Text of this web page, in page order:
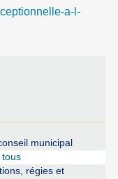
a-l-
municipal
tous
régies et